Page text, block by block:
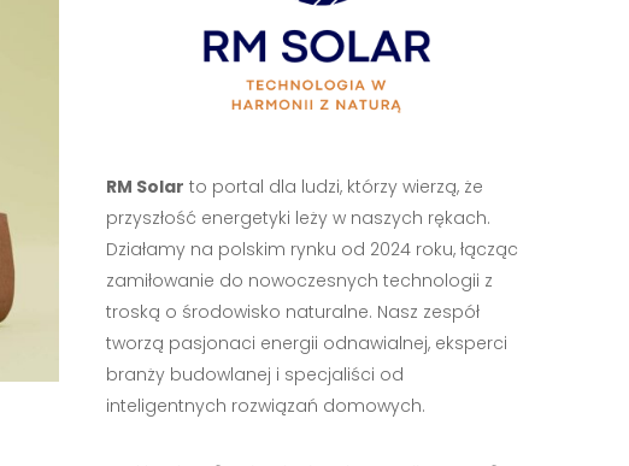
RM Solar to portal dla ludzi, którzy wierzą, że
przyszłość energetyki leży w naszych rękach.
Działamy na polskim rynku od 2024 roku, łącząc
zamiłowanie do nowoczesnych technologii z
troską o środowisko naturalne. Nasz zespół
tworzą pasjonaci energii odnawialnej, eksperci
branży budowlanej i specjaliści od
inteligentnych rozwiązań domowych.